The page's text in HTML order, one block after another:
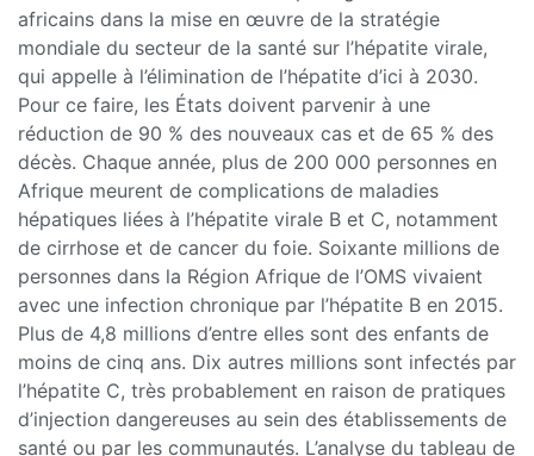
africains dans la mise en œuvre de la stratégie
mondiale du secteur de la santé sur l’hépatite virale,
qui appelle à l’élimination de l’hépatite d’ici à 2030.
Pour ce faire, les États doivent parvenir à une
réduction de 90 % des nouveaux cas et de 65 % des
décès. Chaque année, plus de 200 000 personnes en
Afrique meurent de complications de maladies
hépatiques liées à l’hépatite virale B et C, notamment
de cirrhose et de cancer du foie. Soixante millions de
personnes dans la Région Afrique de l’OMS vivaient
avec une infection chronique par l’hépatite B en 2015.
Plus de 4,8 millions d’entre elles sont des enfants de
moins de cinq ans. Dix autres millions sont infectés par
l’hépatite C, très probablement en raison de pratiques
d’injection dangereuses au sein des établissements de
santé ou par les communautés. L’analyse du tableau de